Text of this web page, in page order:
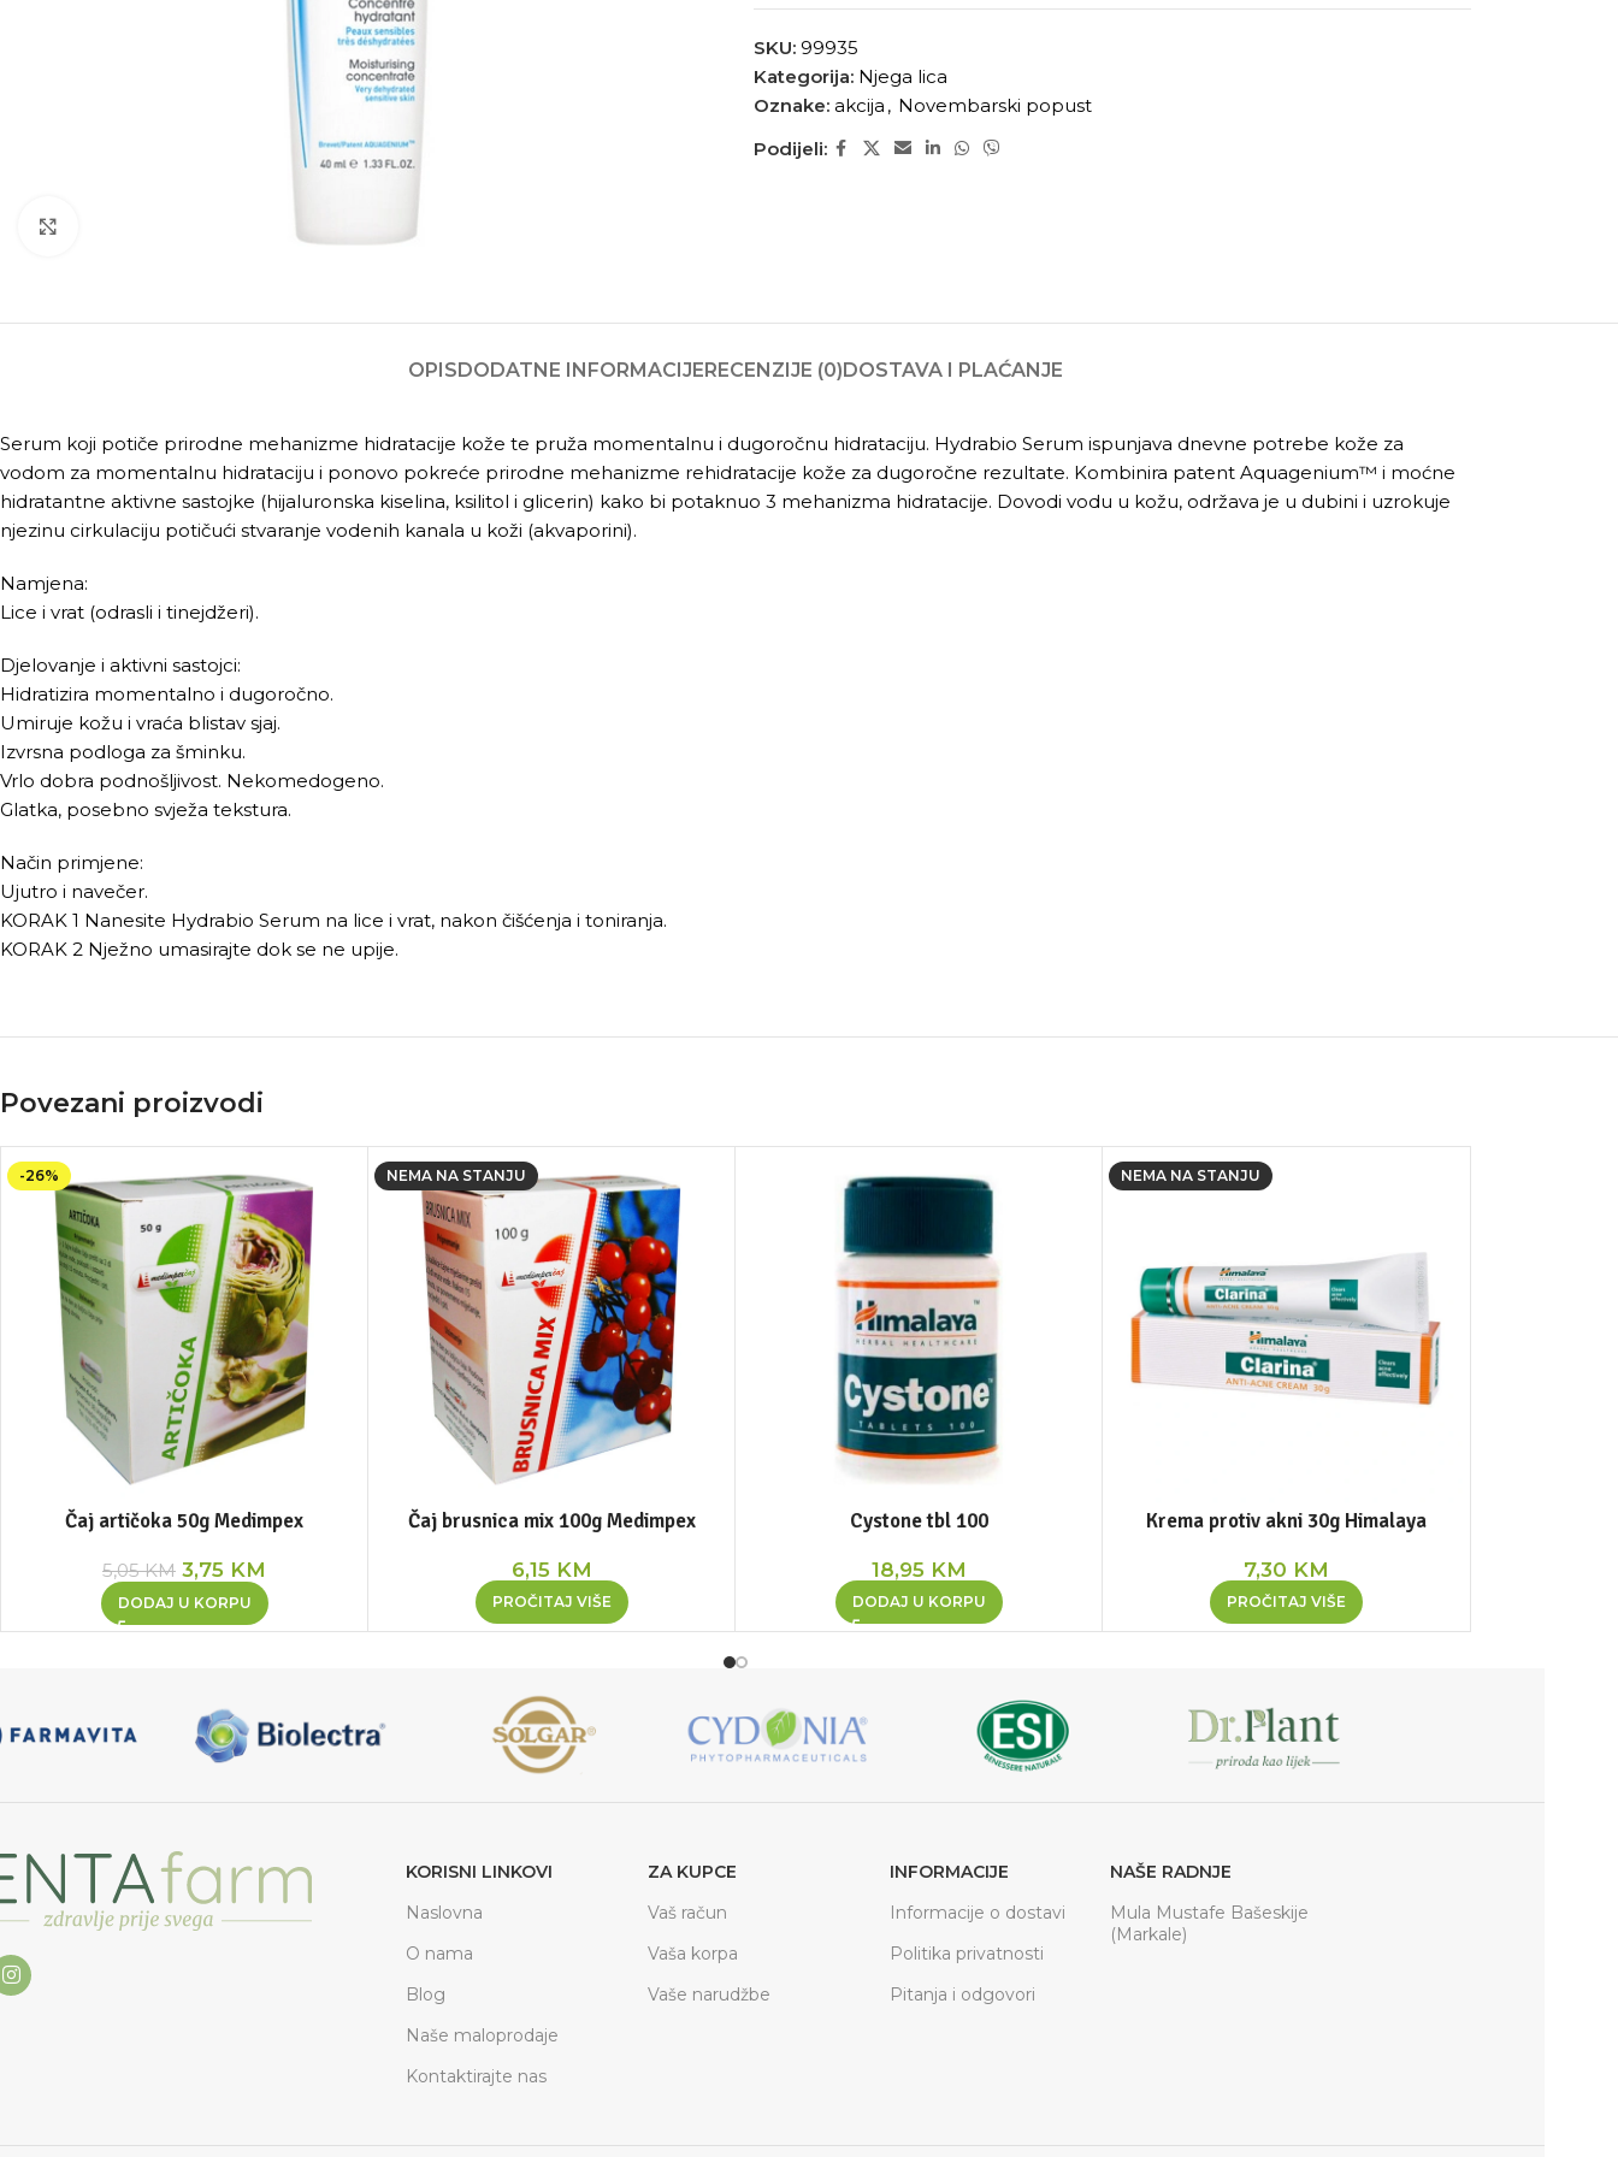
SKU: 99935
Kategorija: Njega lica
Oznake: akcija , Novembarski popust
Podijeli:
OPISDODATNE INFORMACIJERECENZIJE (0)DOSTAVA I PLAĆANJE
Serum koji potiče prirodne mehanizme hidratacije kože te pruža momentalnu i dugoročnu hidrataciju. Hydrabio Serum ispunjava dnevne potrebe kože za
vodom za momentalnu hidrataciju i ponovo pokreće prirodne mehanizme rehidratacije kože za dugoročne rezultate. Kombinira patent Aquagenium™ i moćne
hidratantne aktivne sastojke (hijaluronska kiselina, ksilitol i glicerin) kako bi potaknuo 3 mehanizma hidratacije. Dovodi vodu u kožu, održava je u dubini i uzrokuje
njezinu cirkulaciju potičući stvaranje vodenih kanala u koži (akvaporini).
Namjena:
Lice i vrat (odrasli i tinejdžeri).
Djelovanje i aktivni sastojci:
Hidratizira momentalno i dugoročno.
Umiruje kožu i vraća blistav sjaj.
Izvrsna podloga za šminku.
Vrlo dobra podnošljivost. Nekomedogeno.
Glatka, posebno svježa tekstura.
Način primjene:
Ujutro i navečer.
KORAK 1 Nanesite Hydrabio Serum na lice i vrat, nakon čišćenja i toniranja.
KORAK 2 Nježno umasirajte dok se ne upije.
Povezani proizvodi
-26%
Čaj artičoka 50g Medimpex
5,05KM 3,75 KM
DODAJ U KORPU
NEMA NA STANJU
Čaj brusnica mix 100g Medimpex
6,15 KM
PROČITAJ VIŠE
Cystone tbl 100
18,95 KM
DODAJ U KORPU
NEMA NA STANJU
Krema protiv akni 30g Himalaya
7,30 KM
PROČITAJ VIŠE
KORISNI LINKOVI
Naslovna
O nama
Blog
Naše maloprodaje
Kontaktirajte nas
ZA KUPCE
Vaš račun
Vaša korpa
Vaše narudžbe
INFORMACIJE
Informacije o dostavi
Politika privatnosti
Pitanja i odgovori
NAŠE RADNJE
Mula Mustafe Bašeskije
(Markale)